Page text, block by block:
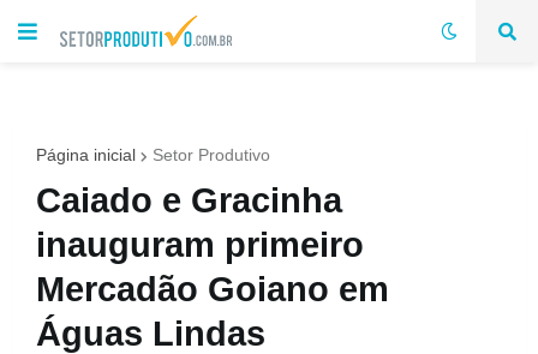
Página inicial Setor Produtivo
Caiado e Gracinha
inauguram primeiro
Mercadão Goiano em
Águas Lindas